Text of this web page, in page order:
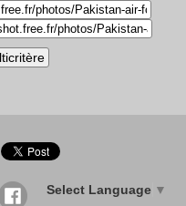
Select Language ▼